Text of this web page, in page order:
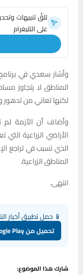
تلقَّ تنبيهات
على التليغرام
وأشار سعدي في
المناطق لا يتجاوز
لكنها تعاني من تدهور
وأضاف أن الأزمة لم
الأراضي الزراعية
الذي تسبب في تراجع
المناطق الزراعية.
انتهى.
📱 حمل تطبيق أخبار
تحميل من Google Play
شارك هذا الموضوع: